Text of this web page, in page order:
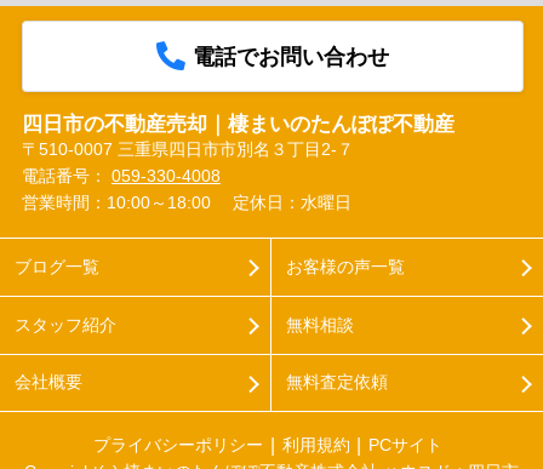
電話でお問い合わせ
四日市の不動産売却｜棲まいのたんぽぽ不動産
〒510-0007 三重県四日市市別名３丁目2-７
電話番号： 059-330-4008
営業時間：10:00～18:00
定休日：水曜日
ブログ一覧
スタッフ紹介
会社概要
お客様の声一覧
無料相談
無料査定依頼
プライバシーポリシー 利用規約
PCサイト